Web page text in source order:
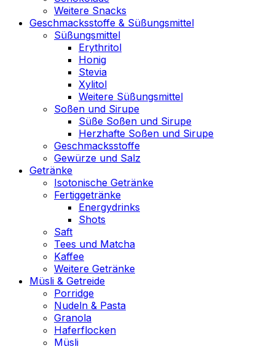
Weitere Snacks
Geschmacksstoffe & Süßungsmittel
Süßungsmittel
Erythritol
Honig
Stevia
Xylitol
Weitere Süßungsmittel
Soßen und Sirupe
Süße Soßen und Sirupe
Herzhafte Soßen und Sirupe
Geschmacksstoffe
Gewürze und Salz
Getränke
Isotonische Getränke
Fertiggetränke
Energydrinks
Shots
Saft
Tees und Matcha
Kaffee
Weitere Getränke
Müsli & Getreide
Porridge
Nudeln & Pasta
Granola
Haferflocken
Müsli